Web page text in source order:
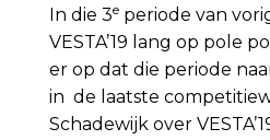
In die 3eperiode van
VESTA’19 lang op pole
er op dat die periode naar
in de laatste
Schadewijk over